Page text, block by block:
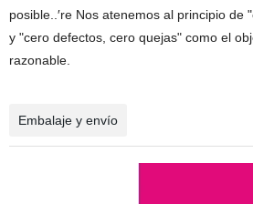
posible..′re Nos atenemos al principio
y "cero defectos, cero quejas" como el
razonable.
Embalaje y envío